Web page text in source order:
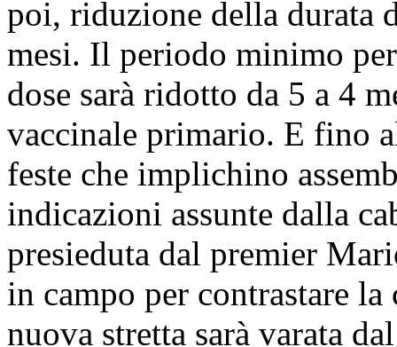
poi, riduzione della durata
mesi. Il periodo minimo
dose sarà ridotto da 5 a 4
vaccinale primario. E fino
feste che implichino
indicazioni assunte dalla
presieduta dal premier
in campo per contrastare
nuova stretta sarà varata